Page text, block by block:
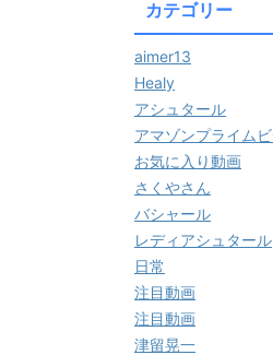
カテゴリー
aimer13
Healy
アシュタール
アマゾンプライム
お気に入り動画
さくやさん
バシャール
レディアシュタール
日常
注目動画
注目動画
津留晃一